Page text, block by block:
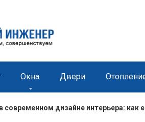
Окна Двери
современном дизайне интерьера: как